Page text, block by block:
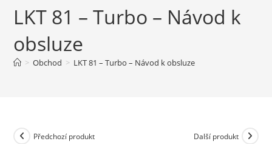
LKT 81 – Turbo – Návod k
obsluze
> Obchod > LKT 81 – Turbo – Návod k obsluze
Předchozí produkt Další produkt